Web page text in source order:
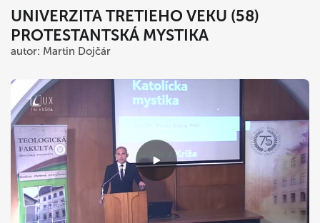
UNIVERZITA TRETIEHO VEKU (58)
PROTESTANTSKÁ MYSTIKA
autor: Martin Dojčár